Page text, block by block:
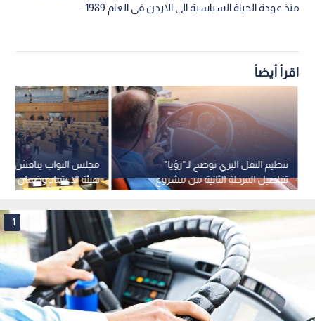
منذ عودة الحياة السياسية الى الاردن في العام 1989 .
اقرأ أيضاً
مجلس النواب يناقش
هيئة الاعتماد وضمان
2026 الأحد
تنظيم النقل البري توضح لـ"رؤيا"
تفاصيل المرحلة الثانية من مشروع
النقل المنتظم بين المحافظات
1